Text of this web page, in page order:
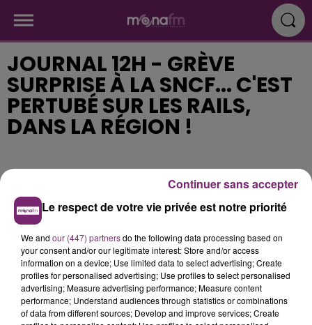
JOURNAL 12H - GRÈVE
SURPRISE À LA SNCF... C'EST
PERTUBÉ SUR LES RAILS,
DANS LA RÉGION !
Publié : 18 octobre 2019 à 11h20
Le respect de votre vie privée est notre priorité
We and our (447) partnersdo the following data processing based on
your consent and/or our legitimate interest: Store and/or access
information on a device; Use limited data to select advertising; Create
profiles for personalised advertising; Use profiles to select personalised
advertising; Measure advertising performance; Measure content
performance; Understand audiences through statistics or combinations
of data from different sources; Develop and improve services; Create
Continuer sans accepter